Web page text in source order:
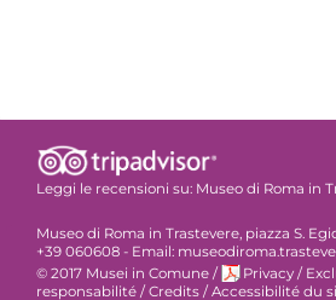
Leggi le recensioni su: Museo di Roma in
Museo di Roma in Trastevere, piazza S.
+39 060608 - Email:
© 2017 Musei in Comune / Privacy /
responsabilité / Credits / Accessibilité du